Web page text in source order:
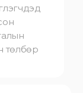
төлбөр